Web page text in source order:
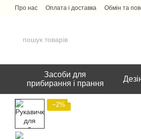
Перейти до основного контенту
Про нас Оплата і доставка Обмін та
Засоби для
прибирання і прання
−2%